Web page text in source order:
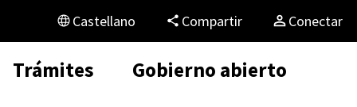
Castellano Compartir Conectar
Trámites Gobierno abierto